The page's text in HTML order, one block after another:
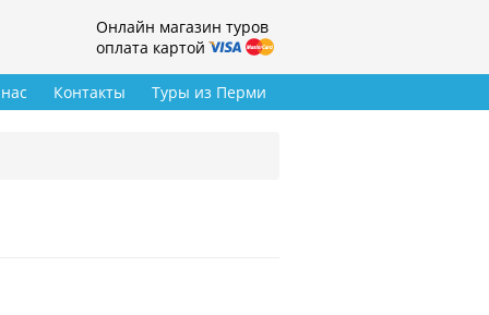
Онлайн магазин туров
оплата картой
Туры из Перми
Контакты